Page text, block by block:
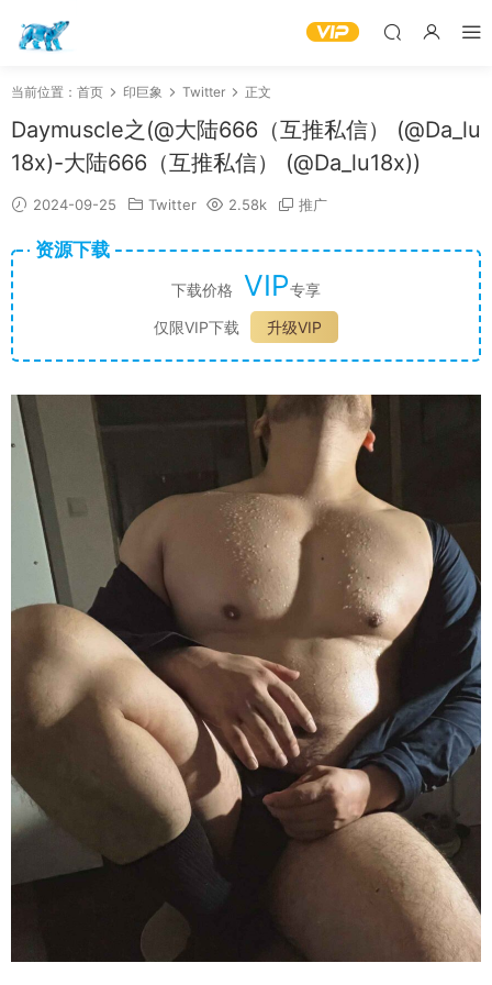
当前位置： 首页 印巨象 Twitter 正文
Daymuscle之(@大陆666（互推私信） (@Da_lu
18x)-大陆666（互推私信） (@Da_lu18x))
2024-09-25 Twitter 2.58k 推广
资源下载
下载价格 VIP专享
仅限VIP下载
升级VIP